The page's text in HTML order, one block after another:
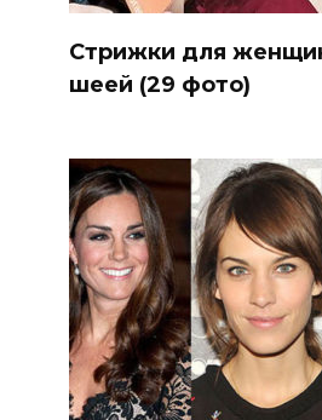
Стрижки для
шеей (29 фото)